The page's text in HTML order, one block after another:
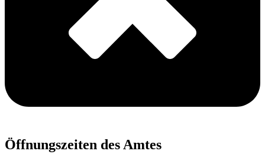
Öffnungszeiten des Amtes